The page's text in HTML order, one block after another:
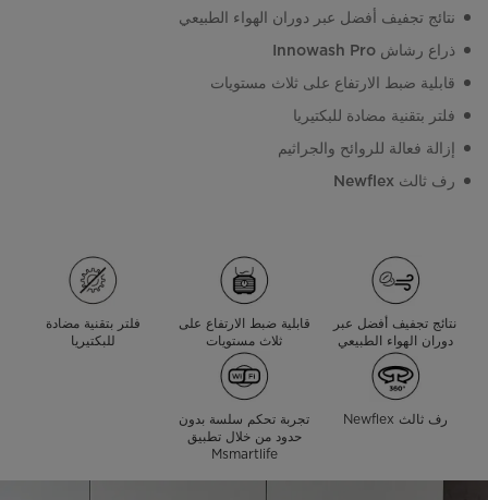
نتائج تجفيف أفضل عبر دوران الهواء الطبيعي
ذراع رشاش Innowash Pro
قابلية ضبط الارتفاع على ثلاث مستويات
فلتر بتقنية مضادة للبكتيريا
إزالة فعالة للروائح والجراثيم
رف ثالث Newflex
نتائج تجفيف أفضل عبر
دوران الهواء الطبيعي
قابلية ضبط الارتفاع على
ثلاث مستويات
فلتر بتقنية مضادة
للبكتيريا
رف ثالث Newflex
تجربة تحكم سلسة بدون
حدود من خلال تطبيق
Msmartlife